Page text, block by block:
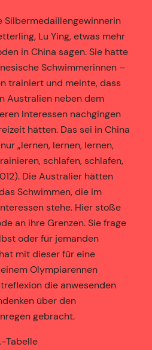
Silbermedaillengewinnerin
Lu Ying, etwas mehr
in China sagen. Sie hatte
Schwimmerinnen –
trainiert und meinte, dass
Australien neben dem
Interessen nachgingen
hätten. Das sei in China
„lernen, lernen, lernen,
schlafen, schlafen,
Die Australier hätten
Schwimmen, die im
stehe. Hier stoße
an ihre Grenzen. Sie frage
oder für jemanden
mit dieser für eine
Olympiarennen
die anwesenden
über den
gebracht.
Tabelle